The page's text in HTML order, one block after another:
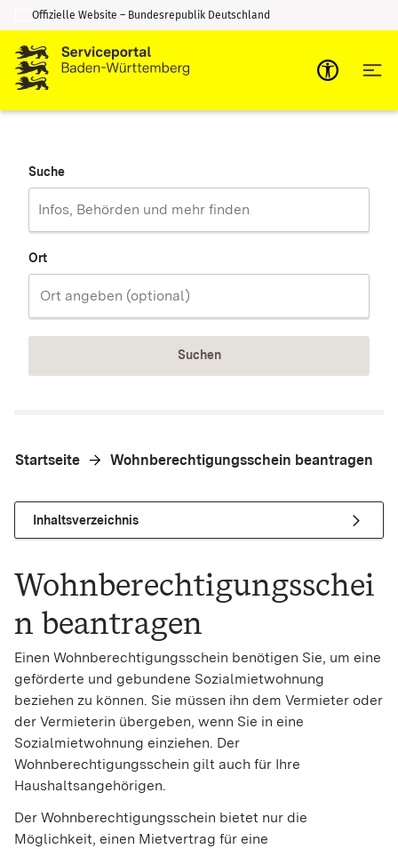
Zum Inhalt springen
Zur Suche springen
Offizielle Website – Bundesrepublik Deutschland
Suche
Ort
Suchen
Startseite Wohnberechtigungsschein beantragen
Inhaltsverzeichnis
Wohnberechtigungsschei
n beantragen
Einen Wohnberechtigungsschein benötigen Sie, um eine
geförderte und gebundene Sozialmietwohnung
beziehen zu können. Sie müssen ihn dem Vermieter oder
der Vermieterin übergeben, wenn Sie in eine
Sozialmietwohnung einziehen. Der
Wohnberechtigungsschein gilt auch für Ihre
Haushaltsangehörigen.
Der Wohnberechtigungsschein bietet nur die
Möglichkeit, einen Mietvertrag für eine